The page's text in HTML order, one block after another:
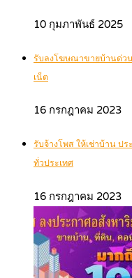
10 กุมภาพันธ์ 2025
รับลงโฆษณาขายบ้านด่ว
เน็ต
16 กรกฎาคม 2023
รับจ้างโพส ให้เช่าบ้าน ป
ทั่วประเทศ
16 กรกฎาคม 2023